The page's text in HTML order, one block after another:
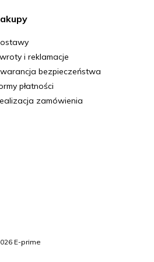
i reklamacje
bezpieczeństwa
płatności
zamówienia
E-prime